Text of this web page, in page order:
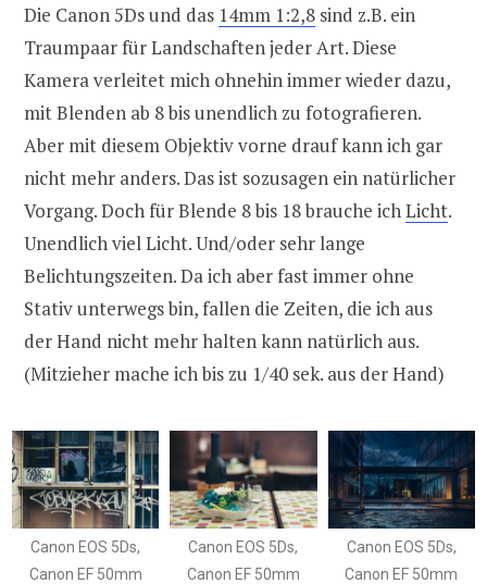
Die Canon 5Ds und das 14mm 1:2,8 sind z.B. ein
Traumpaar für Landschaften jeder Art. Diese
Kamera verleitet mich ohnehin immer wieder dazu,
mit Blenden ab 8 bis unendlich zu fotografieren.
Aber mit diesem Objektiv vorne drauf kann ich gar
nicht mehr anders. Das ist sozusagen ein natürlicher
Vorgang. Doch für Blende 8 bis 18 brauche ichLicht.
Unendlich viel Licht. Und/oder sehr lange
Belichtungszeiten. Da ich aber fast immer ohne
Stativ unterwegs bin, fallen die Zeiten, die ich aus
der Hand nicht mehr halten kann natürlich aus.
(Mitzieher mache ich bis zu 1/40 sek. aus der Hand)
Canon EOS 5Ds,
Canon EF 50mm
Canon EOS 5Ds,
Canon EF 50mm
Canon EOS 5Ds,
Canon EF 50mm